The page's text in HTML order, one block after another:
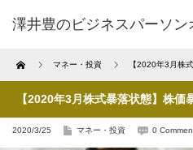
澤井豊のビジネスパーソン
Home マネー・投資 【2020年3月株
【2020年3月株式暴落状態】株価
2020/3/25 マネー・投資 0